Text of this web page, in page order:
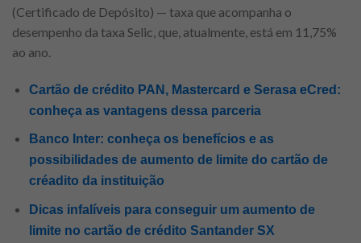
(Certificado de Depósito) — taxa que acompanha o
desempenho da taxa Selic, que, atualmente, está em 11,75%
ao ano.
Cartão de crédito PAN, Mastercard e Serasa eCred:
conheça as vantagens dessa parceria
Banco Inter: conheça os benefícios e as
possibilidades de aumento de limite do cartão de
créadito da instituição
Dicas infalíveis para conseguir um aumento de
limite no cartão de crédito Santander SX